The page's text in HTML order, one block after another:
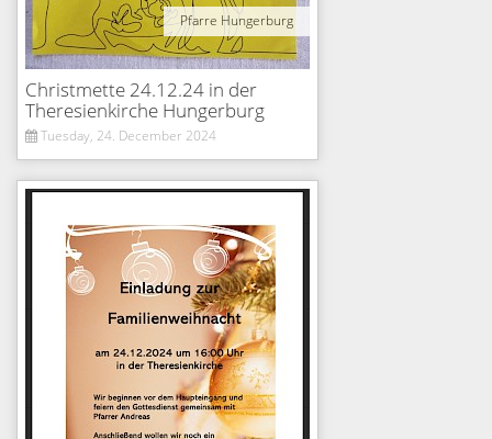
Pfarre Hungerburg
Christmette 24.12.24 in der
Theresienkirche Hungerburg
Tuesday, 24. December 2024